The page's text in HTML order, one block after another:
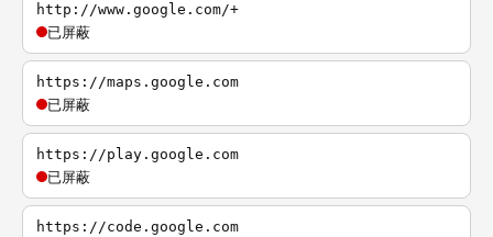
http://www.google.com/+
已屏蔽
https://maps.google.com
已屏蔽
https://play.google.com
已屏蔽
https://code.google.com